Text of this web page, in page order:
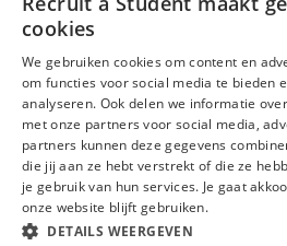
+31(0)88 522 00 76
Alle vestigingen
Algemene voorwaarden
cookies
We gebruiken cookies om content en
om functies voor social media te bieden
analyseren. Ook delen we informatie
met onze partners voor social media,
partners kunnen deze gegevens
die jij aan ze hebt verstrekt of die ze
je gebruik van hun services. Je gaat
onze website blijft gebruiken.
DETAILS WEERGEVEN